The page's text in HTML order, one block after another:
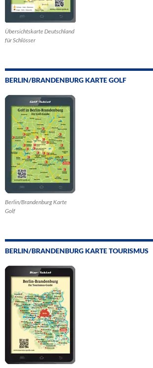
Übersichtskarte Deutschland
für Schlösser
BERLIN/BRANDENBURG KARTE GOLF
Berlin/Brandenburg Karte
Golf
BERLIN/BRANDENBURG KARTE TOURISMUS